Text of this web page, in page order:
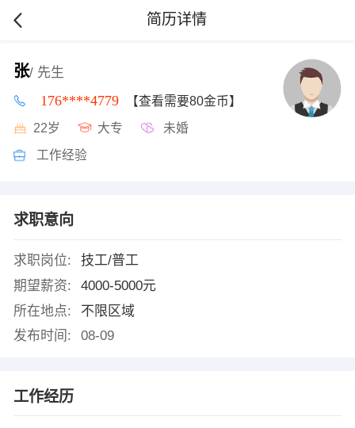
简历详情
张/ 先生
176****4779 【查看需要80金币】
22岁 大专 未婚
工作经验
求职意向
求职岗位:
技工/普工
期望薪资:
4000-5000元
所在地点:
不限区域
发布时间:
08-09
工作经历